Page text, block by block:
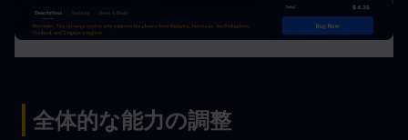
| 全体的な能力の調整